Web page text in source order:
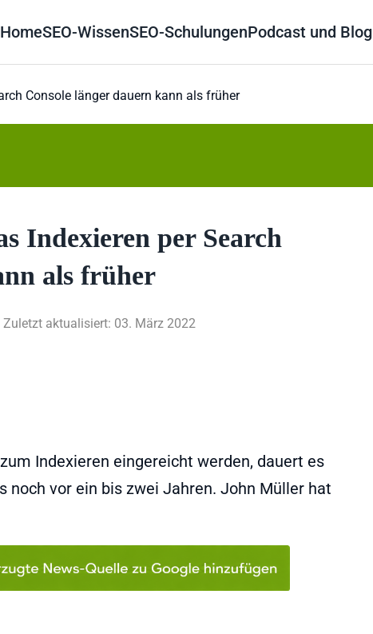
HomeSEO-WissenSEO-SchulungenPodcast und Blog
Console länger dauern kann als früher
Indexieren per Search
als früher
Zuletzt aktualisiert: 03. März 2022
Indexieren eingereicht werden, dauert es
noch vor ein bis zwei Jahren. John Müller hat